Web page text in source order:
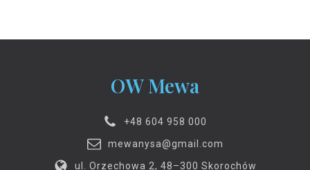
OW Mewa
+48 604 958 000
mewanysa@gmail.com
ul. Orzechowa 2, 48–300 Skorochów